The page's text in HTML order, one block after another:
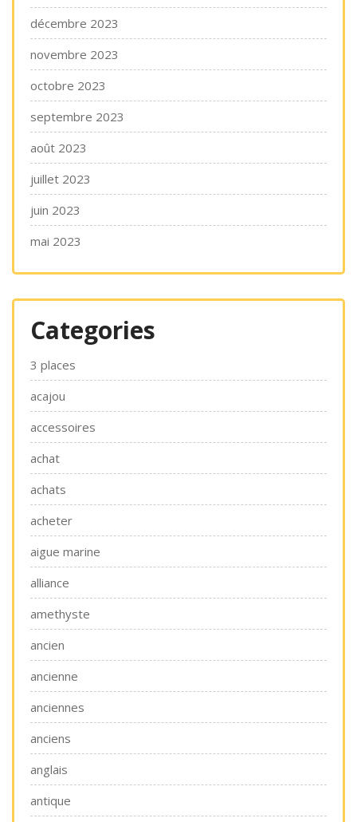
décembre 2023
novembre 2023
octobre 2023
septembre 2023
août 2023
juillet 2023
juin 2023
mai 2023
Categories
3 places
acajou
accessoires
achat
achats
acheter
aigue marine
alliance
amethyste
ancien
ancienne
anciennes
anciens
anglais
antique